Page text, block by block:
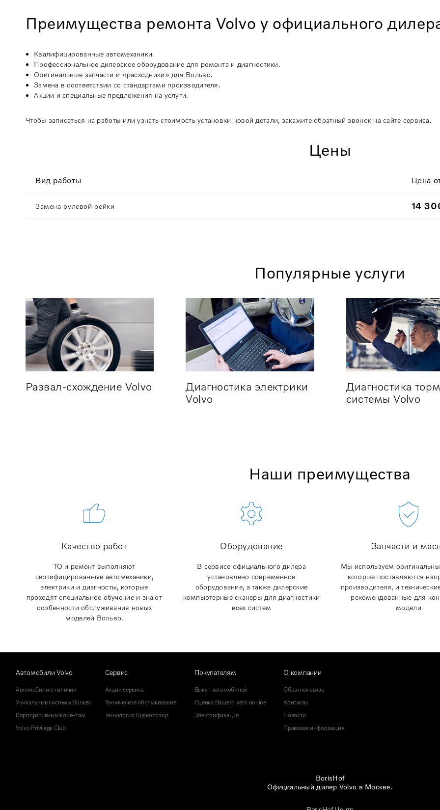
Преимущества ремонта Volvo у официального
Квалифицированные автомеханики.
Профессиональное дилерское оборудование для ремонта и диагностики.
Оригинальные запчасти и «расходники» для Вольво.
Замена в соответствии со стандартами производителя.
Акции и специальные предложения на услуги.
Чтобы записаться на работы или узнать стоимость установки новой детали, закажите обратный звонок на сайте сервиса.
Цены
Вид работы Цена
Замена рулевой рейки 14
Популярные услуги
Развал-схождение Volvo
Диагностика электрики
Volvo
Диагностика
системы Volvo
Наши преимущества
Качество работ
ТО и ремонт выполняют
сертифицированные автомеханики,
электрики и диагносты, которые
проходят специальное обучение и знают
особенности обслуживания новых
моделей Вольво.
Оборудование
В сервисе официального дилера
установлено современное
оборудование, а также дилерские
компьютерные сканеры для диагностики
всех систем
Запчасти и
Мы используем
которые поставляются
производителя, и
рекомендованные для
модели
Автомобили Volvo
Автомобили в наличии
Уникальные системы Вольво
Корпоративным клиентам
Volvo Privilege Club
Сервис
Акции сервиса
Техническое обслуживание
Технология Видеообзор
Покупателям
Выкуп автомобилей
Оценка Вашего авто on-line
Электрификация
О компании
Обратная связь
Контакты
Новости
Правовая информация
BorisHof
Официальный дилер Volvo в Москве.